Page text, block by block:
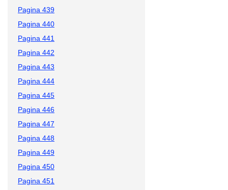
Pagina 439
Pagina 440
Pagina 441
Pagina 442
Pagina 443
Pagina 444
Pagina 445
Pagina 446
Pagina 447
Pagina 448
Pagina 449
Pagina 450
Pagina 451